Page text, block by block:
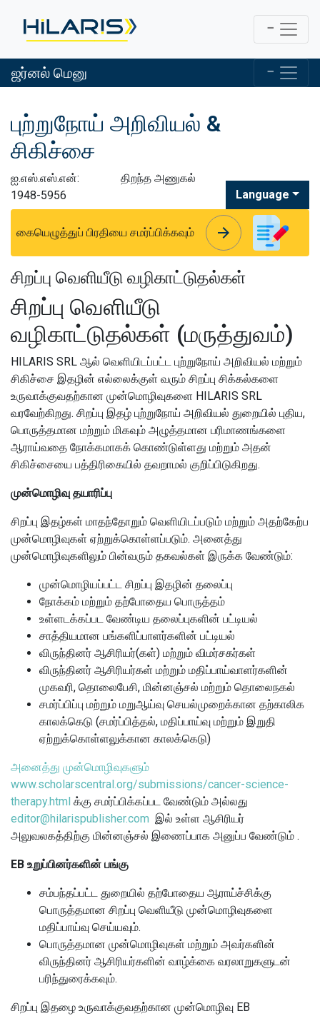
ஜர்னல் மெனு
புற்றுநோய் அறிவியல் &
சிகிச்சை
ஐ.எஸ்.எஸ்.என்:
1948-5956
திறந்த அணுகல்
Language
கையெழுத்துப் பிரதியை சமர்ப்பிக்கவும் arrow_forward
arrow_forward
சிறப்பு வெளியீடு வழிகாட்டுதல்கள்
சிறப்பு வெளியீடு
வழிகாட்டுதல்கள் (மருத்துவம்)
HILARIS SRL ஆல் வெளியிடப்பட்ட புற்றுநோய் அறிவியல் மற்றும்
சிகிச்சை இதழின் எல்லைக்குள் வரும் சிறப்பு சிக்கல்களை
உருவாக்குவதற்கான முன்மொழிவுகளை HILARIS SRL
வரவேற்கிறது. சிறப்பு இதழ் புற்றுநோய் அறிவியல் துறையில் புதிய,
பொருத்தமான மற்றும் மிகவும் அழுத்தமான பரிமாணங்களை
ஆராய்வதை நோக்கமாகக் கொண்டுள்ளது மற்றும் அதன்
சிகிச்சையை பத்திரிகையில் தவறாமல் குறிப்பிடுகிறது.
முன்மொழிவு தயாரிப்பு
சிறப்பு இதழ்கள் மாதந்தோறும் வெளியிடப்படும் மற்றும் அதற்கேற்ப
முன்மொழிவுகள் ஏற்றுக்கொள்ளப்படும். அனைத்து
முன்மொழிவுகளிலும் பின்வரும் தகவல்கள் இருக்க வேண்டும்:
முன்மொழியப்பட்ட சிறப்பு இதழின் தலைப்பு
நோக்கம் மற்றும் தற்போதைய பொருத்தம்
உள்ளடக்கப்பட வேண்டிய தலைப்புகளின் பட்டியல்
சாத்தியமான பங்களிப்பாளர்களின் பட்டியல்
விருந்தினர் ஆசிரியர்(கள்) மற்றும் விமர்சகர்கள்
விருந்தினர் ஆசிரியர்கள் மற்றும் மதிப்பாய்வாளர்களின்
முகவரி, தொலைபேசி, மின்னஞ்சல் மற்றும் தொலைநகல்
சமர்ப்பிப்பு மற்றும் மறுஆய்வு செயல்முறைக்கான தற்காலிக
காலக்கெடு (சமர்ப்பித்தல், மதிப்பாய்வு மற்றும் இறுதி
ஏற்றுக்கொள்ளலுக்கான காலக்கெடு)
அனைத்து முன்மொழிவுகளும்
www.scholarscentral.org/submissions/cancer-science-
therapy.html க்கு சமர்ப்பிக்கப்பட வேண்டும் அல்லது
editor@hilarispublisher.com இல் உள்ள ஆசிரியர்
அலுவலகத்திற்கு மின்னஞ்சல் இணைப்பாக அனுப்ப வேண்டும் .
EB உறுப்பினர்களின் பங்கு
சம்பந்தப்பட்ட துறையில் தற்போதைய ஆராய்ச்சிக்கு
பொருத்தமான சிறப்பு வெளியீடு முன்மொழிவுகளை
மதிப்பாய்வு செய்யவும்.
பொருத்தமான முன்மொழிவுகள் மற்றும் அவர்களின்
விருந்தினர் ஆசிரியர்களின் வாழ்க்கை வரலாறுகளுடன்
பரிந்துரைக்கவும்.
சிறப்பு இதழை உருவாக்குவதற்கான முன்மொழிவு EB